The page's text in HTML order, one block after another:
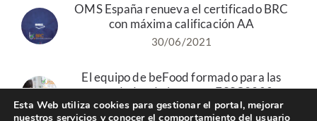
OMS España renueva el certificado BRC
con máxima calificación AA
30/06/2021
El equipo de beFood formado para las
novedades de la norma FSSC2200
19/05/2021
Esta Web utiliza cookies para gestionar el portal, mejorar
nuestros servicios y conocer el comportamiento del usuario